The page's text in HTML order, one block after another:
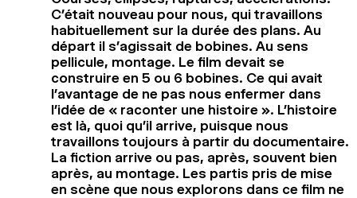
C’était nouveau pour nous, qui travaillons
habituellement sur la durée des plans. Au
départ il s’agissait de bobines. Au sens
pellicule, montage. Le film devait se
construire en 5 ou 6 bobines. Ce qui avait
l’avantage de ne pas nous enfermer dans
l’idée de « raconter une histoire ». L’histoire
est là, quoi qu’il arrive, puisque nous
travaillons toujours à partir du documentaire.
La fiction arrive ou pas, après, souvent bien
après, au montage. Les partis pris de mise
en scène que nous explorons dans ce film ne